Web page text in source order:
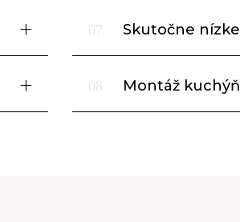
07 Skutočne
08 Montáž kuchýň